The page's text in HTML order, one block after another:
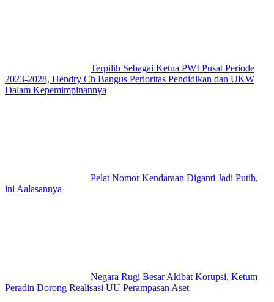
Terpilih Sebagai Ketua PWI Pusat Periode
2023-2028, Hendry Ch Bangus Perioritas Pendidikan dan UKW
Dalam Kepemimpinannya
Pelat Nomor Kendaraan Diganti Jadi Putih,
ini Aalasannya
Negara Rugi Besar Akibat Korupsi, Ketum
Peradin Dorong Realisasi UU Perampasan Aset